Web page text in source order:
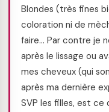
Blondes (très fines
coloration ni de
faire… Par contre je
après le lissage ou
mes cheveux (qui
après ma dernière
SVP les filles, est ce